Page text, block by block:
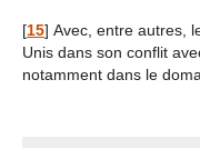
[15] Avec, entre autres,
Unis dans son conflit
notamment dans le